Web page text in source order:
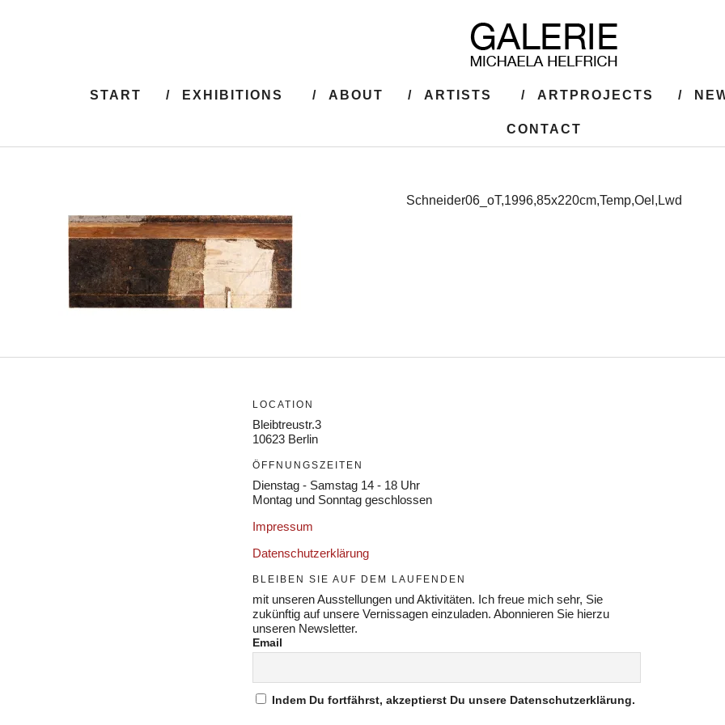
START EXHIBITIONS ABOUT ARTISTS ARTPROJECTS
CONTACT
Schneider06_oT,1996,85x220cm,Temp,Oel,Lwd
LOCATION
Bleibtreustr.3
10623 Berlin
ÖFFNUNGSZEITEN
Dienstag - Samstag 14 - 18 Uhr
Montag und Sonntag geschlossen
Impressum
Datenschutzerklärung
BLEIBEN SIE AUF DEM LAUFENDEN
mit unseren Ausstellungen und Aktivitäten. Ich freue mich sehr, Sie
zukünftig auf unsere Vernissagen einzuladen. Abonnieren Sie hierzu
unseren Newsletter.
Email
Indem Du fortfährst, akzeptierst Du unsere Datenschutzerklärung.